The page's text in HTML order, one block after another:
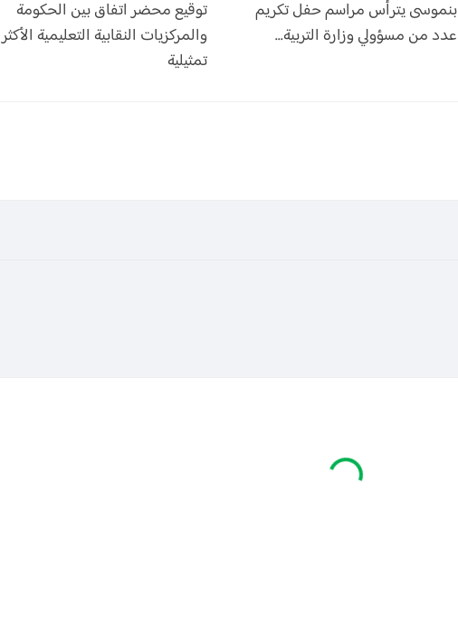
بنموسى يترأس مراسم حفل تكريم
عدد من مسؤولي وزارة التربية...
توقيع محضر اتفاق بين الحكومة
والمركزيات النقابية التعليمية الأكثر
تمثيلية